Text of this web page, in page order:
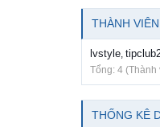
THÀNH
lvstyle,
Tổng: 4 (Thành
THỐNG KÊ